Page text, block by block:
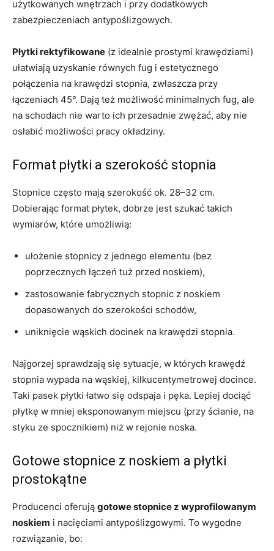
użytkowanych wnętrzach i przy dodatkowych
zabezpieczeniach antypoślizgowych.
Płytki rektyfikowane (z idealnie prostymi krawędziami)
ułatwiają uzyskanie równych fug i estetycznego
połączenia na krawędzi stopnia, zwłaszcza przy
łączeniach 45°. Dają też możliwość minimalnych fug, ale
na schodach nie warto ich przesadnie zwężać, aby nie
osłabić możliwości pracy okładziny.
Format płytki a szerokość stopnia
Stopnice często mają szerokość ok. 28–32 cm.
Dobierając format płytek, dobrze jest szukać takich
wymiarów, które umożliwią:
ułożenie stopnicy z jednego elementu (bez
poprzecznych łączeń tuż przed noskiem),
zastosowanie fabrycznych stopnic z noskiem
dopasowanych do szerokości schodów,
uniknięcie wąskich docinek na krawędzi stopnia.
Najgorzej sprawdzają się sytuacje, w których krawędź
stopnia wypada na wąskiej, kilkucentymetrowej docince.
Taki pasek płytki łatwo się odspaja i pęka. Lepiej dociąć
płytkę w mniej eksponowanym miejscu (przy ścianie, na
styku ze spocznikiem) niż w rejonie noska.
Gotowe stopnice z noskiem a płytki
prostokątne
Producenci oferują gotowe stopnice z wyprofilowanym
noskiem i nacięciami antypoślizgowymi. To wygodne
rozwiązanie, bo: